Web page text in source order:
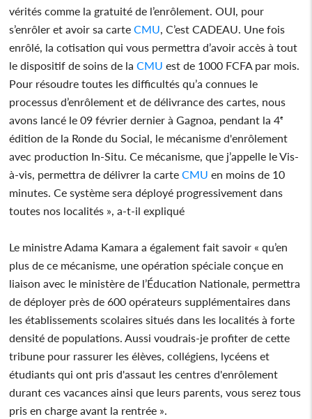
vérités comme la gratuité de l’enrôlement. OUI, pour
s’enrôler et avoir sa carteCMU , C’est CADEAU. Une fois
enrôlé, la cotisation qui vous permettra d’avoir accès à tout
le dispositif de soins de laCMU est de 1000 FCFA par mois.
Pour résoudre toutes les difficultés qu’a connues le
processus d’enrôlement et de délivrance des cartes, nous
avons lancé le 09 février dernier à Gagnoa, pendant la 4ᵉ
édition de la Ronde du Social, le mécanisme d'enrôlement
avec production In-Situ. Ce mécanisme, que j’appelle le Vis-
à-vis, permettra de délivrer la carteCMU en moins de 10
minutes. Ce système sera déployé progressivement dans
toutes nos localités », a-t-il expliqué
Le ministre Adama Kamara a également fait savoir « qu’en
plus de ce mécanisme, une opération spéciale conçue en
liaison avec le ministère de l’Éducation Nationale, permettra
de déployer près de 600 opérateurs supplémentaires dans
les établissements scolaires situés dans les localités à forte
densité de populations. Aussi voudrais-je profiter de cette
tribune pour rassurer les élèves, collégiens, lycéens et
étudiants qui ont pris d'assaut les centres d'enrôlement
durant ces vacances ainsi que leurs parents, vous serez tous
pris en charge avant la rentrée ».